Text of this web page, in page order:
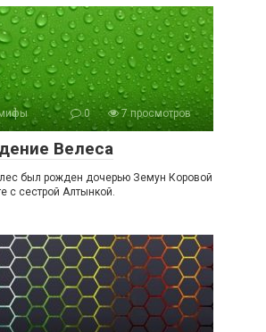
0 7 просмотров
Велеса
был рожден дочерью Земун Коровой
с сестрой Алтынкой.